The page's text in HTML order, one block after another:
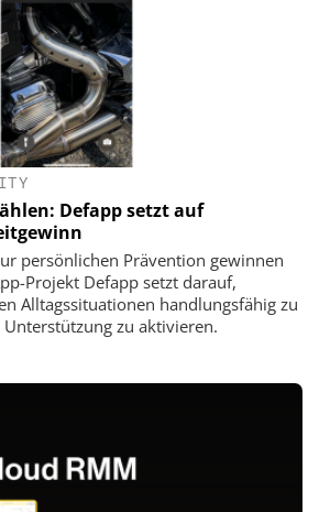
Defapp setzt auf
persönlichen Prävention gewinnen
Projekt Defapp setzt darauf,
Alltagssituationen handlungsfähig zu
zu aktivieren.